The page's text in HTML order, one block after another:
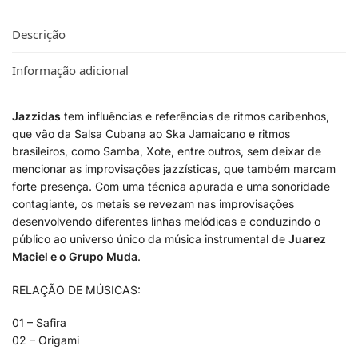
Descrição
Informação adicional
Jazzidas tem influências e referências de ritmos caribenhos,
que vão da Salsa Cubana ao Ska Jamaicano e ritmos
brasileiros, como Samba, Xote, entre outros, sem deixar de
mencionar as improvisações jazzísticas, que também marcam
forte presença. Com uma técnica apurada e uma sonoridade
contagiante, os metais se revezam nas improvisações
desenvolvendo diferentes linhas melódicas e conduzindo o
público ao universo único da música instrumental de Juarez
Maciel e o Grupo Muda.
RELAÇÃO DE MÚSICAS:
01 – Safira
02 – Origami